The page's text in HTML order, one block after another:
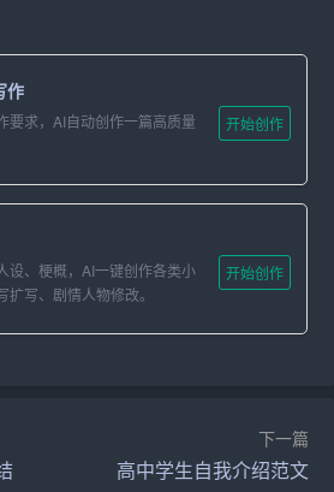
任工作培训，提高班主任的管理
师风建设，提高教师的职业道德水
进行专题讲座，对教师进行教育教
、学科知识等方面的培训。
进行教学观摩，学习优秀教育教学
作
要求，AI自动创作一篇高质量
开始创作
设、梗概，AI一键创作各类小
扩写、剧情人物修改。
开始创作
下一篇
高中学生自我介绍范文